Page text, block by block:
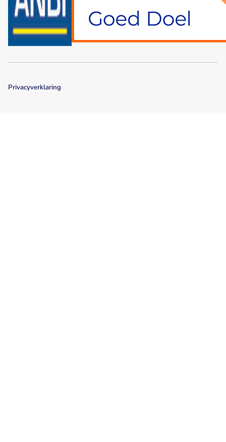
Privacyverklaring